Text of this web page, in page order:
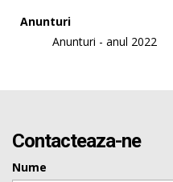
Anunturi
Anunturi - anul 2022
Contacteaza-ne
Nume